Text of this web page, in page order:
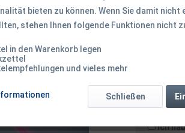
Ich
bieten zu können. Wenn Sie damit nicht
stehen Ihnen folgende Funktionen nicht
in den Warenkorb legen
und vieles mehr
Schließen